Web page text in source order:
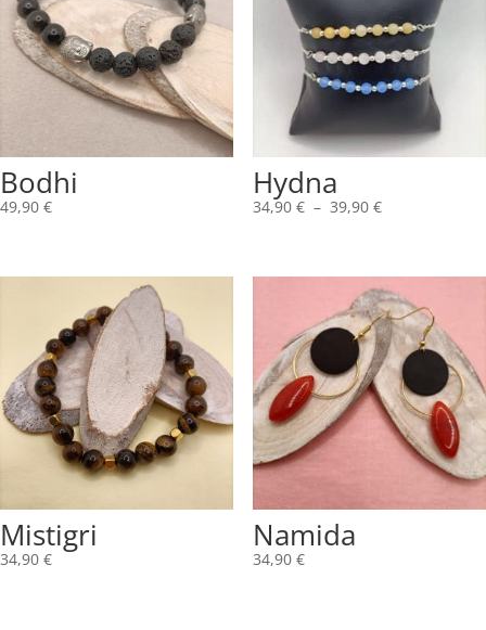
Bodhi
49,90 €
Hydna
34,90 € – 39,90 €Plage
34,90 €
à
39,90 €
Mistigri
34,90 €
Namida
34,90 €